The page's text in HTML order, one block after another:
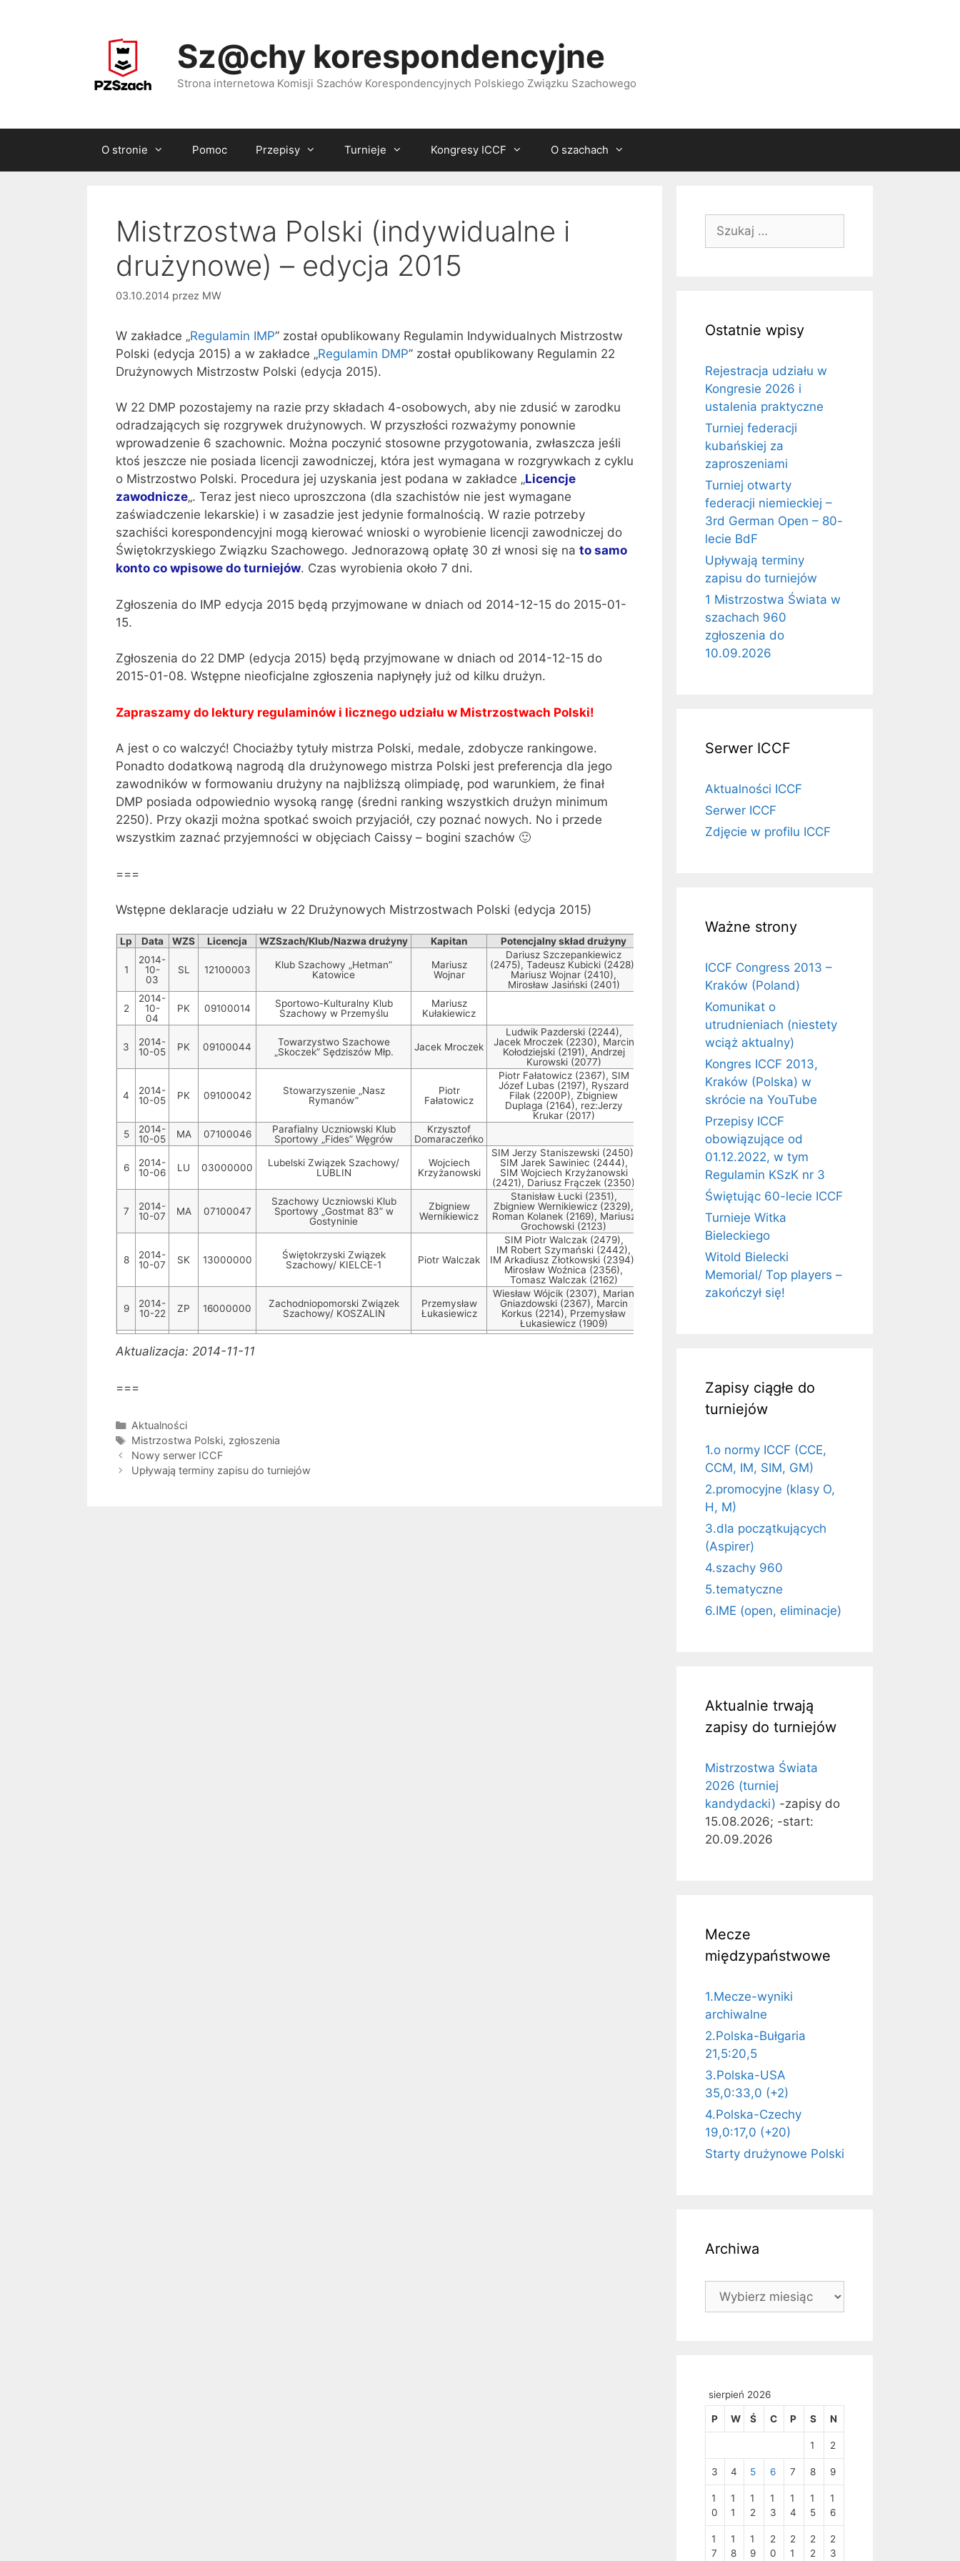
Sz@chy korespondencyjne
Strona internetowa Komisji Szachów Korespondencyjnych Polskiego Związku Szachowego
O stronie Pomoc Przepisy Turnieje Kongresy ICCF O szachach
Mistrzostwa Polski (indywidualne i
drużynowe) – edycja 2015
03.10.2014 przez MW
W zakładce „Regulamin IMP” został opublikowany Regulamin Indywidualnych Mistrzostw
Polski (edycja 2015) a w zakładce „Regulamin DMP” został opublikowany Regulamin 22
Drużynowych Mistrzostw Polski (edycja 2015).
W 22 DMP pozostajemy na razie przy składach 4-osobowych, aby nie zdusić w zarodku
odradzających się rozgrywek drużynowych. W przyszłości rozważymy ponownie
wprowadzenie 6 szachownic. Można poczynić stosowne przygotowania, zwłaszcza jeśli
ktoś jeszcze nie posiada licencji zawodniczej, która jest wymagana w rozgrywkach z cyklu
o Mistrzostwo Polski. Procedura jej uzyskania jest podana w zakładce „Licencje
zawodnicze„. Teraz jest nieco uproszczona (dla szachistów nie jest wymagane
zaświadczenie lekarskie) i w zasadzie jest jedynie formalnością. W razie potrzeby
szachiści korespondencyjni mogą kierować wnioski o wyrobienie licencji zawodniczej do
Świętokrzyskiego Związku Szachowego. Jednorazową opłatę 30 zł wnosi się na to samo
konto co wpisowe do turniejów. Czas wyrobienia około 7 dni.
Zgłoszenia do IMP edycja 2015 będą przyjmowane w dniach od 2014-12-15 do 2015-01-
15.
Zgłoszenia do 22 DMP (edycja 2015) będą przyjmowane w dniach od 2014-12-15 do
2015-01-08. Wstępne nieoficjalne zgłoszenia napłynęły już od kilku drużyn.
Zapraszamy do lektury regulaminów i licznego udziału w Mistrzostwach Polski!
A jest o co walczyć! Chociażby tytuły mistrza Polski, medale, zdobycze rankingowe.
Ponadto dodatkową nagrodą dla drużynowego mistrza Polski jest preferencja dla jego
zawodników w formowaniu drużyny na najbliższą olimpiadę, pod warunkiem, że finał
DMP posiada odpowiednio wysoką rangę (średni ranking wszystkich drużyn minimum
2250). Przy okazji można spotkać swoich przyjaciół, czy poznać nowych. No i przede
wszystkim zaznać przyjemności w objęciach Caissy – bogini szachów 🙂
===
Wstępne deklaracje udziału w 22 Drużynowych Mistrzostwach Polski (edycja 2015)
Lp Data WZS Licencja WZSzach/Klub/Nazwa drużyny Kapitan Potencjalny skład drużyny
1
2014-
10-
03
SL 12100003
Klub Szachowy „Hetman”
Katowice
Mariusz
Wojnar
Dariusz Szczepankiewicz
(2475), Tadeusz Kubicki (2428),
Mariusz Wojnar (2410),
Mirosław Jasiński (2401)
2
2014-
10-
04
PK 09100014
Sportowo-Kulturalny Klub
Szachowy w Przemyślu
Mariusz
Kułakiewicz
3
2014-
10-05
PK 09100044
Towarzystwo Szachowe
„Skoczek” Sędziszów Młp.
Jacek Mroczek
Ludwik Pazderski (2244),
Jacek Mroczek (2230), Marcin
Kołodziejski (2191), Andrzej
Kurowski (2077)
4
2014-
10-05
PK 09100042
Stowarzyszenie „Nasz
Rymanów”
Piotr
Fałatowicz
Piotr Fałatowicz (2367), SIM
Józef Lubas (2197), Ryszard
Filak (2200P), Zbigniew
Duplaga (2164), rez:Jerzy
Krukar (2017)
5
2014-
10-05
MA 07100046
Parafialny Uczniowski Klub
Sportowy „Fides” Węgrów
Krzysztof
Domaraczeńko
6
2014-
10-06
LU 03000000
Lubelski Związek Szachowy/
LUBLIN
Wojciech
Krzyżanowski
SIM Jerzy Staniszewski (2450),
SIM Jarek Sawiniec (2444),
SIM Wojciech Krzyżanowski
(2421), Dariusz Frączek (2350)
7
2014-
10-07
MA 07100047
Szachowy Uczniowski Klub
Sportowy „Gostmat 83” w
Gostyninie
Zbigniew
Wernikiewicz
Stanisław Łucki (2351),
Zbigniew Wernikiewicz (2329),
Roman Kolanek (2169), Mariusz
Grochowski (2123)
8
2014-
10-07
SK 13000000
Świętokrzyski Związek
Szachowy/ KIELCE-1
Piotr Walczak
SIM Piotr Walczak (2479),
IM Robert Szymański (2442),
IM Arkadiusz Złotkowski (2394),
Mirosław Woźnica (2356),
Tomasz Walczak (2162)
9
2014-
10-22
ZP 16000000
Zachodniopomorski Związek
Szachowy/ KOSZALIN
Przemysław
Łukasiewicz
Wiesław Wójcik (2307), Marian
Gniazdowski (2367), Marcin
Korkus (2214), Przemysław
Łukasiewicz (1909)
Aktualizacja: 2014-11-11
===
Kategorie
Aktualności
Tagi
Mistrzostwa Polski, zgłoszenia
Nowy serwer ICCF
Upływają terminy zapisu do turniejów
Ostatnie wpisy
Rejestracja udziału w
Kongresie 2026 i
ustalenia praktyczne
Turniej federacji
kubańskiej za
zaproszeniami
Turniej otwarty
federacji niemieckiej –
3rd German Open – 80-
lecie BdF
Upływają terminy
zapisu do turniejów
1 Mistrzostwa Świata w
szachach 960
zgłoszenia do
10.09.2026
Serwer ICCF
Aktualności ICCF
Serwer ICCF
Zdjęcie w profilu ICCF
Ważne strony
ICCF Congress 2013 –
Kraków (Poland)
Komunikat o
utrudnieniach (niestety
wciąż aktualny)
Kongres ICCF 2013,
Kraków (Polska) w
skrócie na YouTube
Przepisy ICCF
obowiązujące od
01.12.2022, w tym
Regulamin KSzK nr 3
Świętując 60-lecie ICCF
Turnieje Witka
Bieleckiego
Witold Bielecki
Memorial/ Top players –
zakończył się!
Zapisy ciągłe do
turniejów
1.o normy ICCF (CCE,
CCM, IM, SIM, GM)
2.promocyjne (klasy O,
H, M)
3.dla początkujących
(Aspirer)
4.szachy 960
5.tematyczne
6.IME (open, eliminacje)
Aktualnie trwają
zapisy do turniejów
Mistrzostwa Świata
2026 (turniej
kandydacki) -zapisy do
15.08.2026; -start:
20.09.2026
Mecze
międzypaństwowe
1.Mecze-wyniki
archiwalne
2.Polska-Bułgaria
21,5:20,5
3.Polska-USA
35,0:33,0 (+2)
4.Polska-Czechy
19,0:17,0 (+20)
Starty drużynowe Polski
Archiwa
Archiwa
sierpień 2026
P W Ś C P S N
1 2
3 4 5 6 7 8 9
1
0
1
1
1
2
1
3
1
4
1
5
1
6
1
7
1
8
1
9
2
0
2
1
2
2
2
3